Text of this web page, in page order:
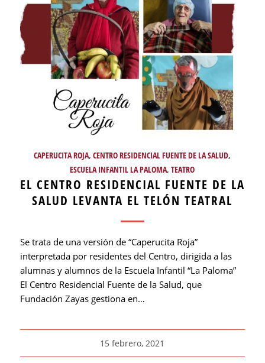
CAPERUCITA ROJA,CENTRO RESIDENCIAL FUENTE DE LA SALUD,
ESCUELA INFANTIL LA PALOMA,TEATRO
EL CENTRO RESIDENCIAL FUENTE DE LA
SALUD LEVANTA EL TELÓN TEATRAL
Se trata de una versión de “Caperucita Roja”
interpretada por residentes del Centro, dirigida a las
alumnas y alumnos de la Escuela Infantil “La Paloma”
El Centro Residencial Fuente de la Salud, que
Fundación Zayas gestiona en…
15 febrero, 2021